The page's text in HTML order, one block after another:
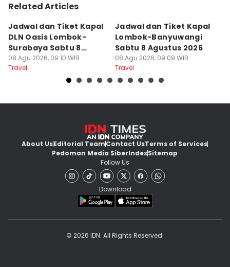
Related Articles
Jadwal dan Tiket Kapal
DLN Oasis Lombok-
Surabaya Sabtu 8
Agustus 2026
08 Agu 2026, 09:10 WIB
Travel
Jadwal dan Tiket Kapal
Lombok-Banyuwangi
Sabtu 8 Agustus 2026
08 Agu 2026, 09:09 WIB
Travel
About UsEditorial TeamContact UsTerms of Services
Pedoman Media SiberIndexSitemap
Follow Us
Download
© 2026 IDN. All Rights Reserved.